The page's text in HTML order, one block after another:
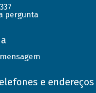
pergunta
e endereços